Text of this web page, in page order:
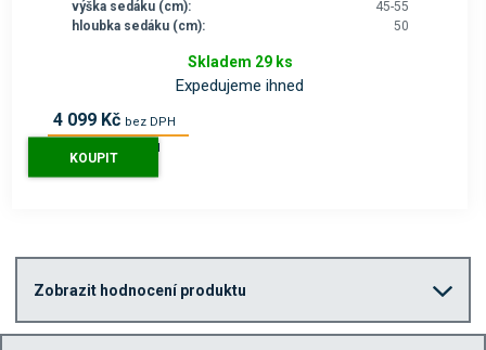
výška sedáku (cm):
45-55
hloubka sedáku (cm):
50
4 099 Kč bez DPH
Skladem 29 ks
Expedujeme ihned
KOUPIT
Zobrazit hodnocení produktu